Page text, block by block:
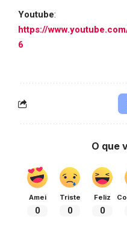
Youtube:
https://
6
O que
Amei
0
Triste
0
Feliz
0